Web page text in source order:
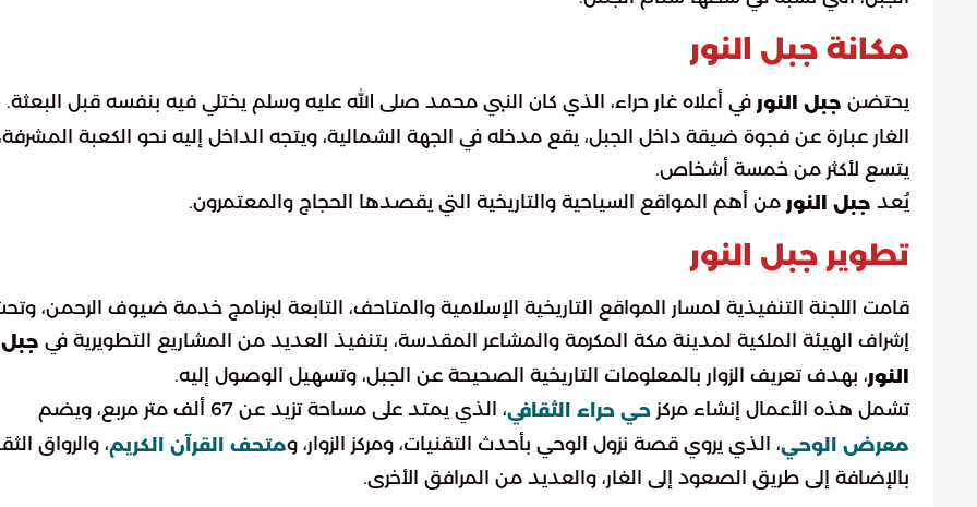
مكانة جبل النور
يحتضن جبل النور في أعلاه غار حراء، الذي كان النبي محمد صلى الله عليه وسلم يختلي فيه بنفسه قبل البعثة.
الغار عبارة عن فجوة ضيقة داخل الجبل، يقع مدخله في الجهة الشمالية، ويتجه الداخل إليه نحو الكعبة
يتسع لأكثر من خمسة أشخاص.
يُعد جبل النور من أهم المواقع السياحية والتاريخية التي يقصدها الحجاج والمعتمرون.
تطوير جبل النور
قامت اللجنة التنفيذية لمسار المواقع التاريخية الإسلامية والمتاحف، التابعة لبرنامج خدمة ضيوف الرحمن،
إشراف الهيئة الملكية لمدينة مكة المكرمة والمشاعر المقدسة، بتنفيذ العديد من المشاريع التطويرية في جبل
النور، بهدف تعريف الزوار بالمعلومات التاريخية الصحيحة عن الجبل، وتسهيل الوصول إليه.
تشمل هذه الأعمال إنشاء مركز حي حراء الثقافي، الذي يمتد على مساحة تزيد عن 67 ألف متر مربع، ويضم
معرض الوحي، الذي يروي قصة نزول الوحي بأحدث التقنيات، ومركز الزوار، ومتحف القرآن الكريم، والرواق
بالإضافة إلى طريق الصعود إلى الغار، والعديد من المرافق الأخرى.